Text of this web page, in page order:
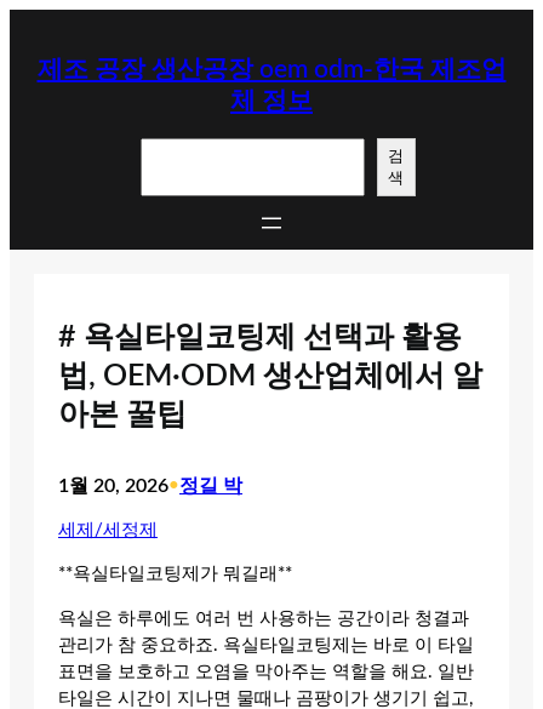
제조 공장 생산공장 oem odm-한국 제조업
체 정보
검
색
# 욕실타일코팅제 선택과 활용
법, OEM·ODM 생산업체에서 알
아본 꿀팁
1월 20, 2026•정길 박
세제/세정제
**욕실타일코팅제가 뭐길래**
욕실은 하루에도 여러 번 사용하는 공간이라 청결과
관리가 참 중요하죠. 욕실타일코팅제는 바로 이 타일
표면을 보호하고 오염을 막아주는 역할을 해요. 일반
타일은 시간이 지나면 물때나 곰팡이가 생기기 쉽고,